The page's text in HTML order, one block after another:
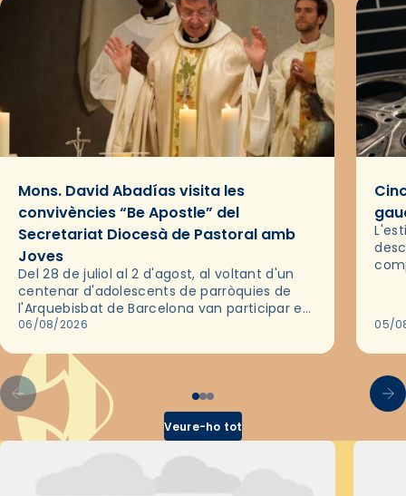
Mons. David Abadías visita les
convivències “Be Apostle” del
Secretariat Diocesà de Pastoral amb
Joves
Del 28 de juliol al 2 d'agost, al voltant d'un
centenar d'adolescents de parròquies de
l'Arquebisbat de Barcelona van participar en
les convivències Be Apostle, organitzades
06/08/2026 05/
Veure-ho tot